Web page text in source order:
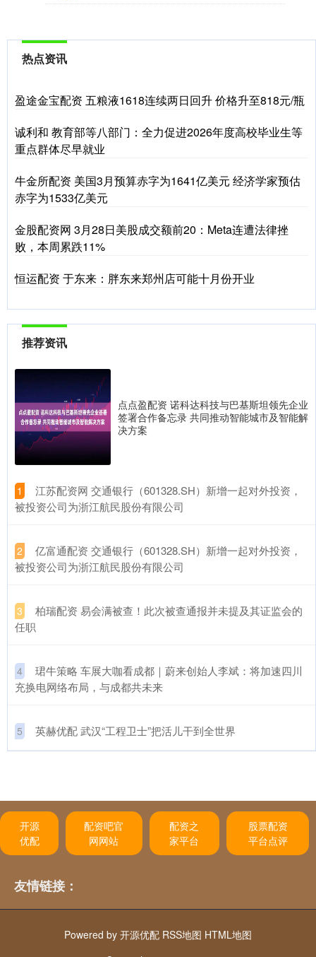
热点资讯
盈途金宝配资 五粮液1618连续两日回升 价格升至818元/瓶
诚利和 教育部等八部门：全力促进2026年度高校毕业生等
重点群体尽早就业
牛金所配资 美国3月预算赤字为1641亿美元 经济学家预估
赤字为1533亿美元
金股配资网 3月28日美股成交额前20：Meta连遭法律挫
败，本周累跌11%
恒运配资 于东来：胖东来郑州店可能十月份开业
推荐资讯
点点盈配资 诺科达科技与巴基斯坦领先企业
签署合作备忘录 共同推动智能城市及智能解
决方案
1
​江苏配资网 交通银行（601328.SH）新增一起对外投资，
被投资公司为浙江航民股份有限公司
2
​亿富通配资 交通银行（601328.SH）新增一起对外投资，
被投资公司为浙江航民股份有限公司
3
​柏瑞配资 易会满被查！此次被查通报并未提及其证监会的
任职
4
​珺牛策略 车展大咖看成都｜蔚来创始人李斌：将加速四川
充换电网络布局，与成都共未来
5 ​英赫优配 武汉“工程卫士”把活儿干到全世界
开源
优配
配资吧官
网网站
配资之
家平台
股票配资
平台点评
友情链接：
Powered by 开源优配 RSS地图 HTML地图